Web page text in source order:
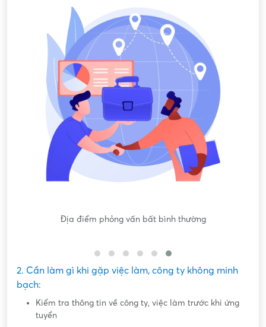
Nội dung mô tả công việc sơ sài, không đồng nhất với công
2. Cần làm gì khi gặp việc làm, công ty không minh
bạch:
Kiểm tra thông tin về công ty, việc làm trước khi ứng
tuyển